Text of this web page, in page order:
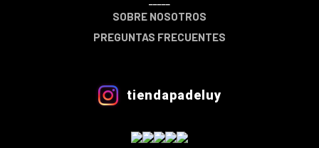
SOBRE NOSOTROS
PREGUNTAS FRECUENTES
tiendapadeluy
Tu carrito está vacío.
VER CATÁLOGO COMPLETO